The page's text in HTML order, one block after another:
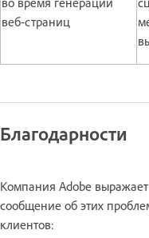
веб-страниц
Благодарности
Компания Adobe
сообщение об этих
клиентов: